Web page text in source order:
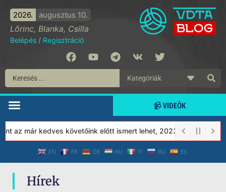
2026. augusztus 10.
Lőrinc, Blanka, Csilla
Belépés / Regisztráció
📹 VIDEÓK
az már kedves követőink előtt ismert lehet, 2023-tól a Védett
EN FR DE HU IT RU ES
Hírek